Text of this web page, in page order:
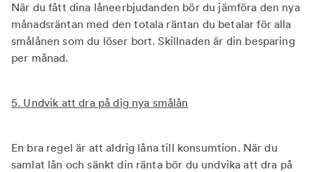
När du fått dina låneerbjudanden bör du jämföra den nya
månadsräntan med den totala räntan du betalar för alla
smålånen som du löser bort. Skillnaden är din besparing
per månad.
5. Undvik att dra på dig nya smålån
En bra regel är att aldrig låna till konsumtion. När du
samlat lån och sänkt din ränta bör du undvika att dra på